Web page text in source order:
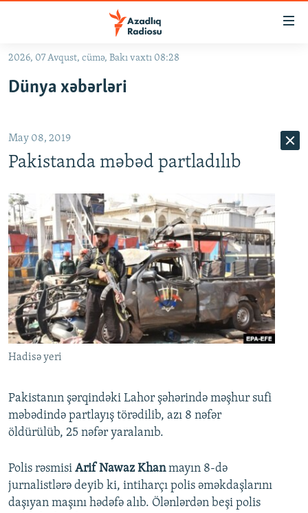
Əsas
qayıt
qayıt
Axtarışa
#İZAHLA
#ƏSLINDƏ
QANUNI DOĞRU
ARAŞDIRMA
MULTIMEDIA
VIDEO
FOTOQALEREYA
İNFOQRAFIKA
KARIKATURA
RADIO ARXIV
OXU ZALI
AZƏRBAYCAN ƏDƏBIYYATI KITABXANASI
İSLAM VƏ DEMOKRATIYA
HAQQIMIZDA
MISSIYAMIZ
PEŞƏ ETIKASI VƏ JURNALISTIKA STANDARTLARIMIZ
AZADLIQRADIOSU MOBIL TELEFONUNUZDA
BIZIMLƏ ƏLAQƏ
BIZI IZLƏ
RFE/RL-in bütün saytları
2026, 07 Avqust, cümə, Bakı vaxtı 08:28
Dünya xəbərləri
May 08, 2019
Pakistanda məbəd partladılıb
Hadisə yeri
Pakistanın şərqindəki Lahor şəhərində məşhur sufi
məbədində partlayış törədilib, azı 8 nəfər
öldürülüb, 25 nəfər yaralanıb.
Polis rəsmisi Arif Nawaz Khanmayın 8-də
jurnalistlərə deyib ki, intiharçı polis əməkdaşlarını
daşıyan maşını hədəfə alıb. Ölənlərdən beşi polis